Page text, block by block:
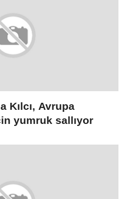
Kılcı, Avrupa
yumruk sallıyor